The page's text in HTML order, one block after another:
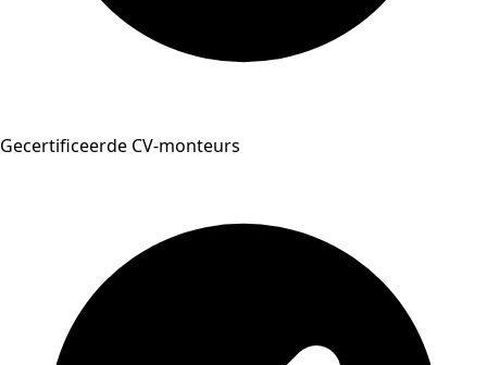
Gecertificeerde CV-monteurs